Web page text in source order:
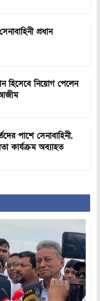
প্রধান
হিসেবে নিয়োগ পেলেন
পাশে সেনাবাহিনী,
কার্যক্রম অব্যাহত